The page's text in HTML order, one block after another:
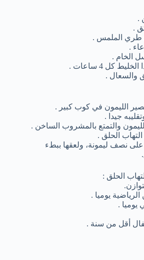
.
طري الملمس .
.
الخام .
والسعال .
الليمون في كوب كبير .
جيدا .
والتمتع بالمشروب الساخن .
الحلق .
نصف ليمونة، ولعقها ببطء
الحلق :
الرياضية يوميا .
يوميا .
أقل من سنة .